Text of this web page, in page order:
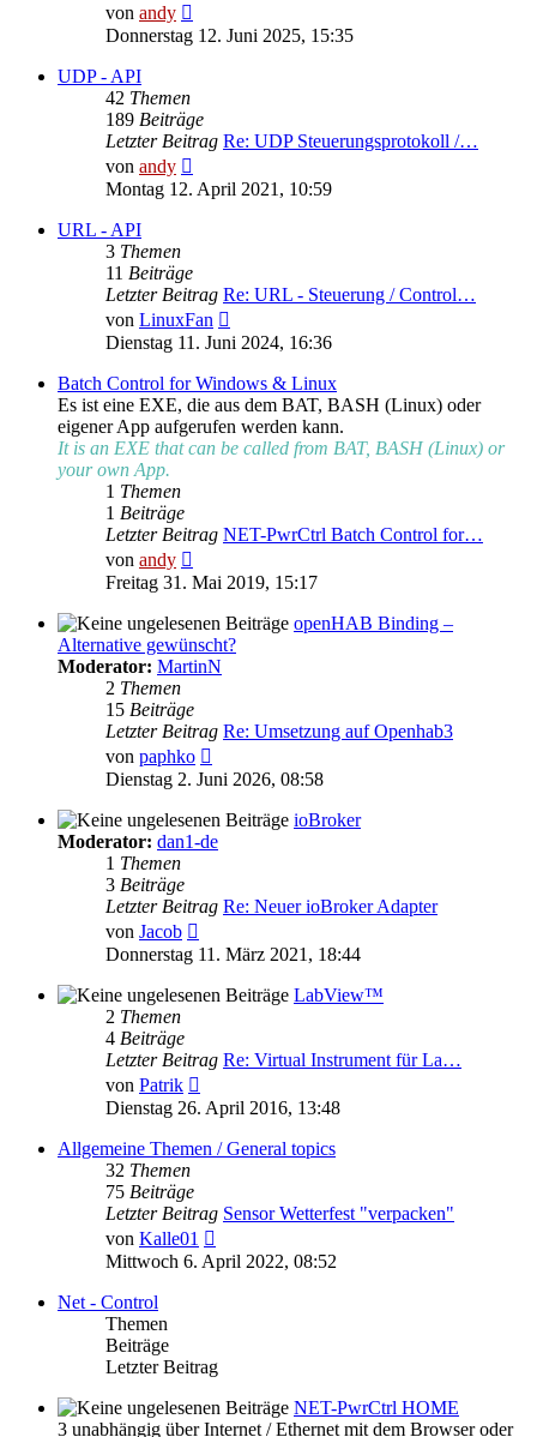
von andy
Beitrag
Donnerstag 12. Juni 2025, 15:35
UDP - API
42 Themen
189 Beiträge
Letzter Beitrag Re: UDP Steuerungsprotokoll /…
von andy
Beitrag
Montag 12. April 2021, 10:59
URL - API
3 Themen
11 Beiträge
Letzter Beitrag Re: URL - Steuerung / Control…
von LinuxFan
Beitrag
Dienstag 11. Juni 2024, 16:36
Batch Control for Windows & Linux
Es ist eine EXE, die aus dem BAT, BASH (Linux) oder
eigener App aufgerufen werden kann.
It is an EXE that can be called from BAT, BASH (Linux) or
your own App.
1 Themen
1 Beiträge
Letzter Beitrag NET-PwrCtrl Batch Control for…
von andy
Beitrag
Freitag 31. Mai 2019, 15:17
openHAB Binding –
Alternative gewünscht?
Moderator: MartinN
2 Themen
15 Beiträge
Letzter Beitrag Re: Umsetzung auf Openhab3
von paphko
Beitrag
Dienstag 2. Juni 2026, 08:58
ioBroker
Moderator: dan1-de
1 Themen
3 Beiträge
Letzter Beitrag Re: Neuer ioBroker Adapter
von Jacob
Beitrag
Donnerstag 11. März 2021, 18:44
LabView™
2 Themen
4 Beiträge
Letzter Beitrag Re: Virtual Instrument für La…
von Patrik
Beitrag
Dienstag 26. April 2016, 13:48
Allgemeine Themen / General topics
32 Themen
75 Beiträge
Letzter Beitrag Sensor Wetterfest "verpacken"
von Kalle01
Beitrag
Mittwoch 6. April 2022, 08:52
Net - Control
Themen
Beiträge
Letzter Beitrag
NET-PwrCtrl HOME
3 unabhängig über Internet / Ethernet mit dem Browser oder